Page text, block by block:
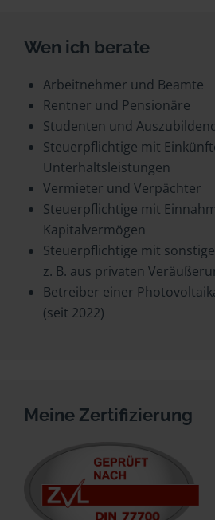
Wen ich berate
Arbeitnehmer und Beamte
Rentner und Pensionäre
Studenten und
Steuerpflichtige mit
Unterhaltsleistungen
Vermieter und Verpächter
Steuerpflichtige mit
Kapitalvermögen
Steuerpflichtige mit
z. B. aus privaten
Betreiber einer
(seit 2022)
Meine Zertifizierung